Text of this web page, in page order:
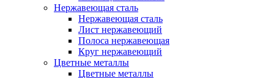
Нержавеющая сталь
Нержавеющая сталь
Лист нержавеющий
Полоса нержавеющая
Круг нержавеющий
Цветные металлы
Цветные металлы